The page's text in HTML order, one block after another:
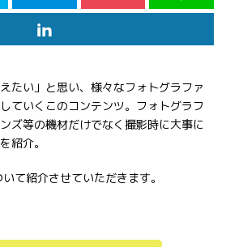
たい」と思い、様々なフォトグラファ
ていくこのコンテンツ。フォトグラフ
ズ等の機材だけでなく撮影時に大事に
紹介。
て紹介させていただきます。